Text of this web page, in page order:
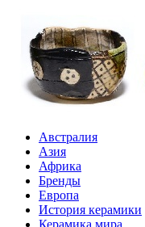
Австралия
Азия
Африка
Бренды
Европа
История керамики